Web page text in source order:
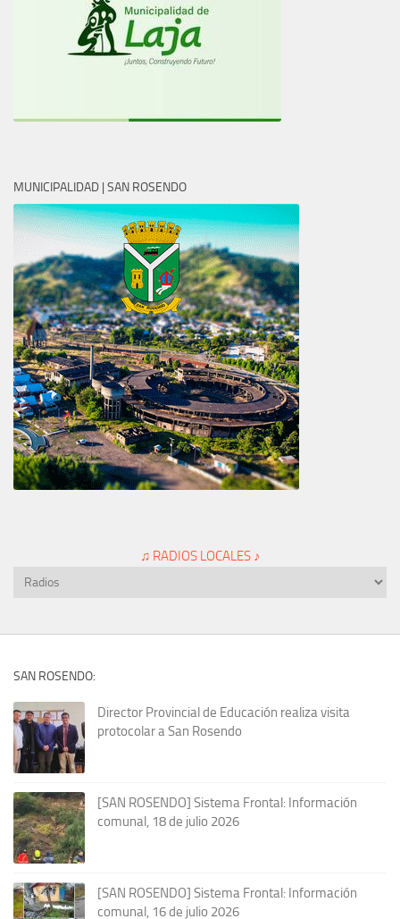
MUNICIPALIDAD | SAN ROSENDO
♫ RADIOS LOCALES ♪
SAN ROSENDO:
Director Provincial de Educación realiza visita
protocolar a San Rosendo
[SAN ROSENDO] Sistema Frontal: Información
comunal, 18 de julio 2026
[SAN ROSENDO] Sistema Frontal: Información
comunal, 16 de julio 2026